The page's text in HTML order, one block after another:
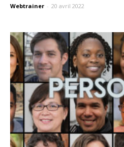
Webtrainer - 20 avril 2022